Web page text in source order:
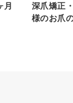
月
深爪矯正
様のお爪